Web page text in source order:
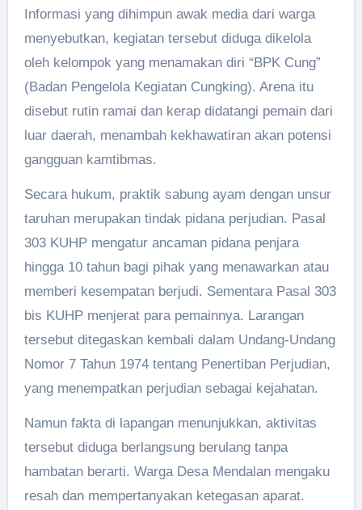
Informasi yang dihimpun awak media dari warga
menyebutkan, kegiatan tersebut diduga dikelola
oleh kelompok yang menamakan diri “BPK Cung”
(Badan Pengelola Kegiatan Cungking). Arena itu
disebut rutin ramai dan kerap didatangi pemain dari
luar daerah, menambah kekhawatiran akan potensi
gangguan kamtibmas.
Secara hukum, praktik sabung ayam dengan unsur
taruhan merupakan tindak pidana perjudian. Pasal
303 KUHP mengatur ancaman pidana penjara
hingga 10 tahun bagi pihak yang menawarkan atau
memberi kesempatan berjudi. Sementara Pasal 303
bis KUHP menjerat para pemainnya. Larangan
tersebut ditegaskan kembali dalam Undang-Undang
Nomor 7 Tahun 1974 tentang Penertiban Perjudian,
yang menempatkan perjudian sebagai kejahatan.
Namun fakta di lapangan menunjukkan, aktivitas
tersebut diduga berlangsung berulang tanpa
hambatan berarti. Warga Desa Mendalan mengaku
resah dan mempertanyakan ketegasan aparat.